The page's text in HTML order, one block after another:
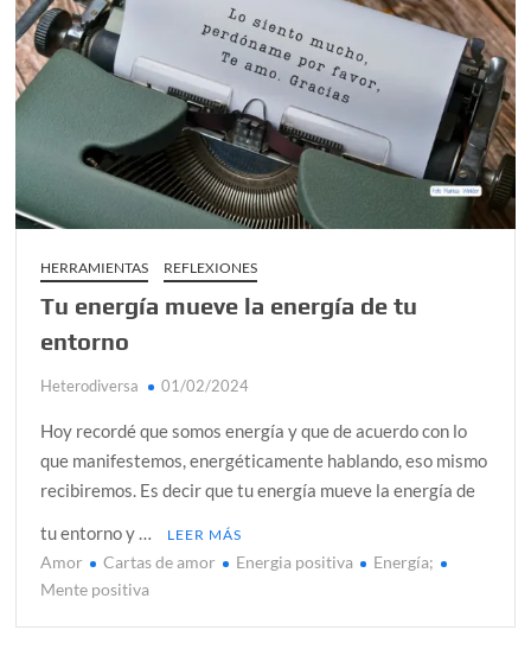
HERRAMIENTAS REFLEXIONES
Tu energía mueve la energía de tu
entorno
Heterodiversa 01/02/2024
Hoy recordé que somos energía y que de acuerdo con lo
que manifestemos, energéticamente hablando, eso mismo
recibiremos. Es decir que tu energía mueve la energía de
tu entorno y …
LEER MÁS
Amor Cartas de amor Energia positiva
Energía;
Mente positiva